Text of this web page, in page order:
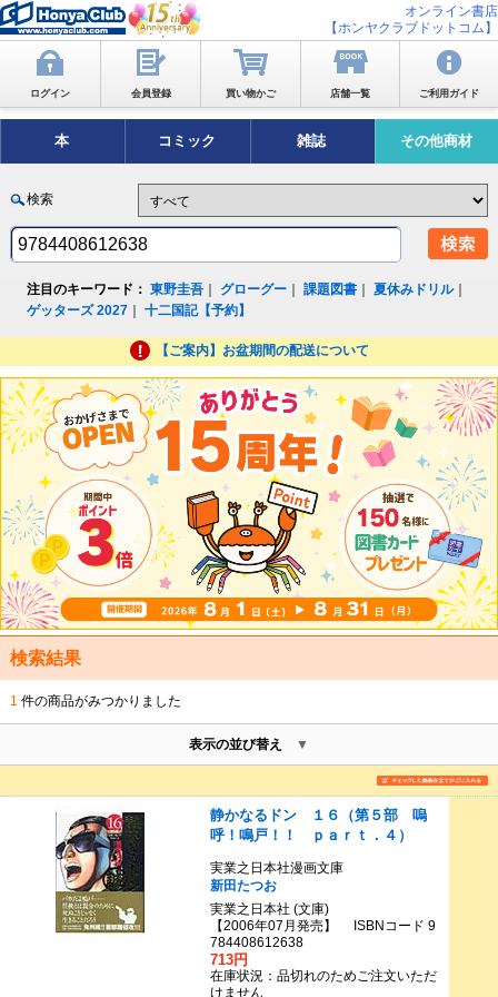
オンライン書店
【ホンヤクラブドットコム】
ログイン 会員登録 買い物かご 店舗一覧 ご利用ガイド
本 コミック 雑誌 その他商材
検索
注目のキーワード： 東野圭吾 グローグー ｜課題図書 ｜夏休みドリル｜
ゲッターズ 2027 ｜十二国記【予約】
【ご案内】お盆期間の配送について
検索結果
1 件の商品がみつかりました
表示の並び替え
静かなるドン １６（第５部 嗚
呼！鳴戸！！ ｐａｒｔ．４）
実業之日本社漫画文庫
新田たつお
実業之日本社 (文庫)
【2006年07月発売】 ISBNコード 9
784408612638
713円
在庫状況：品切れのためご注文いただ
けません